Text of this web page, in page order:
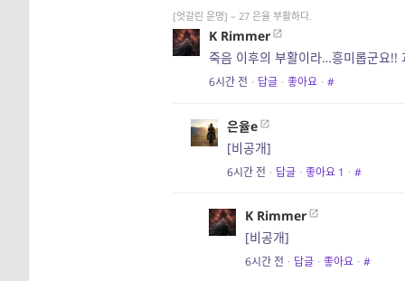
[엇갈린 운명] – 27 은율 부활하다.
K Rimmer
죽음 이후의 부활이라…흥미롭군요!!
6시간 전 · 답글 · 좋아요 · #
은율e
[비공개]
6시간 전 · 답글 · 좋아요 1 · #
K Rimmer
[비공개]
6시간 전 · 답글 · 좋아요 · #